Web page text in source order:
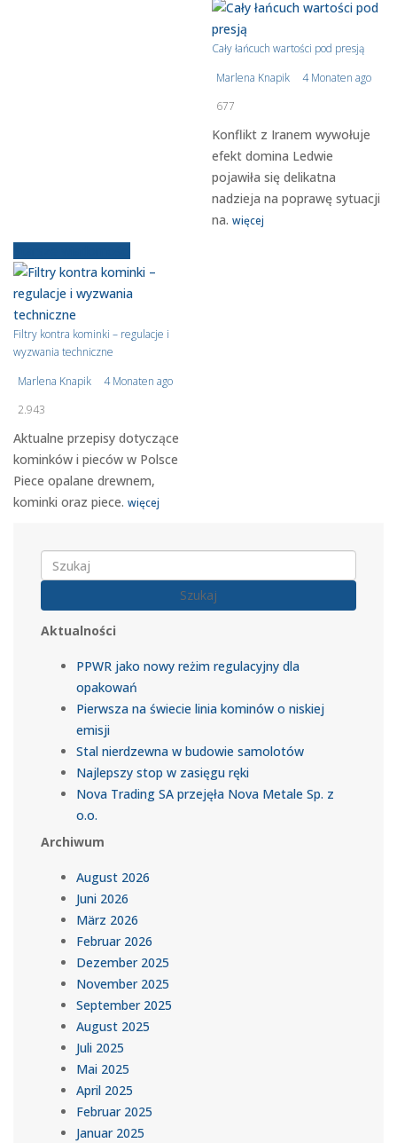
Cały łańcuch wartości pod presją
Marlena Knapik
4 Monaten ago
677
Konflikt z Iranem wywołuje
efekt domina Ledwie
pojawiła się delikatna
nadzieja na poprawę sytuacji
na. więcej
Filtry kontra kominki – regulacje i
wyzwania techniczne
Marlena Knapik
4 Monaten ago
2.943
Aktualne przepisy dotyczące
kominków i pieców w Polsce
Piece opalane drewnem,
kominki oraz piece. więcej
Szukaj
Aktualności
PPWR jako nowy reżim regulacyjny dla
opakowań
Pierwsza na świecie linia kominów o niskiej
emisji
Stal nierdzewna w budowie samolotów
Najlepszy stop w zasięgu ręki
Nova Trading SA przejęła Nova Metale Sp. z
o.o.
Archiwum
August 2026
Juni 2026
März 2026
Februar 2026
Dezember 2025
November 2025
September 2025
August 2025
Juli 2025
Mai 2025
April 2025
Februar 2025
Januar 2025